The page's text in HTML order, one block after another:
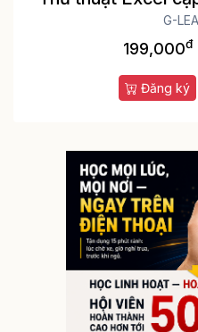
dân
G-
199,000đ
Đăng ký